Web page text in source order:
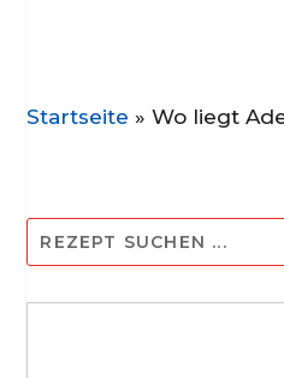
Startseite »Wo liegt